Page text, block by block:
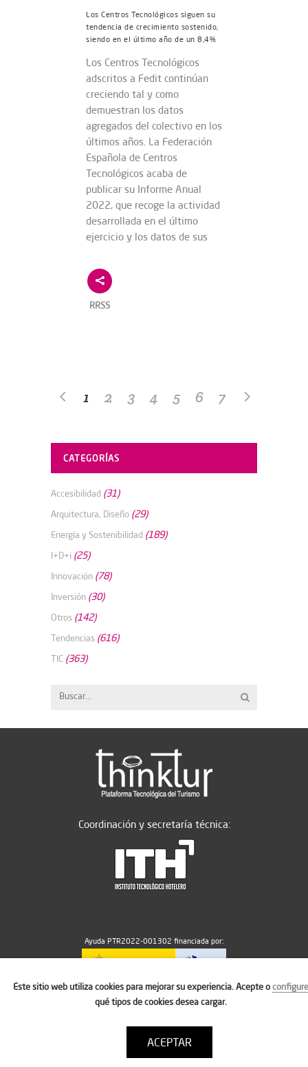
Los Centros Tecnológicos siguen su
tendencia de crecimiento sostenido,
siendo en el último año de un 8,4%
Los Centros Tecnológicos
adscritos a Fedit continúan
creciendo tal y como
demuestran los datos
agregados del colectivo en los
últimos años. La Federación
Española de Centros
Tecnológicos acaba de
publicar su Informe Anual
2022, que recoge la actividad
desarrollada en el último
ejercicio y los datos de sus
RRSS
1 2 3 4 5 6 7
CATEGORÍAS
Accesibilidad (31)
Arquitectura, Diseño (29)
Energía y Sostenibilidad (189)
I+D+i (25)
Innovación (78)
Inversión (30)
Otros (142)
Tendencias (616)
TIC (363)
Coordinación y secretaría técnica:
Ayuda PTR2022-001302 financiada por:
MICIU/AEI/10.13039/501100011033
Política de cookies
Condiciones de uso
Este sitio web utiliza cookies para mejorar su experiencia. Acepte oconfigure
qué tipos de cookies desea cargar.
ACEPTAR